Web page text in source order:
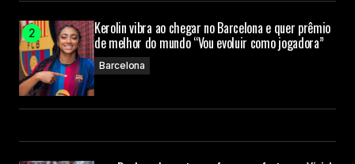
Kerolin vibra ao chegar no Barcelona e quer prêmio
de melhor do mundo “Vou evoluir como jogadora”
Barcelona